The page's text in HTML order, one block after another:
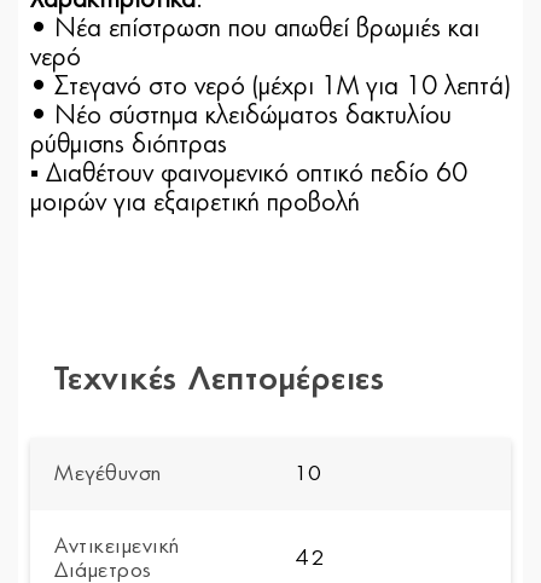
• Nέα επίστρωση που απωθεί βρωμιές και
νερό
• Στεγανό στο νερό (μέχρι 1Μ για 10 λεπτά)
• Νέο σύστημα κλειδώματος δακτυλίου
ρύθμισης διόπτρας
▪ Διαθέτουν φαινομενικό οπτικό πεδίο 60
μοιρών για εξαιρετική προβολή
Τεχνικές Λεπτομέρειες
Μεγέθυνση 10
Αντικειμενική
Διάμετρος
42